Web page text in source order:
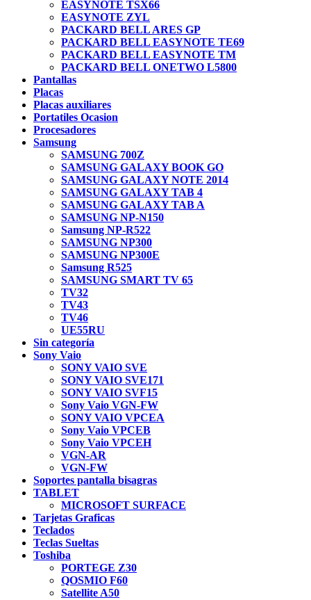
EASYNOTE TSX66
EASYNOTE ZYL
PACKARD BELL ARES GP
PACKARD BELL EASYNOTE TE69
PACKARD BELL EASYNOTE TM
PACKARD BELL ONETWO L5800
Pantallas
Placas
Placas auxiliares
Portatiles Ocasion
Procesadores
Samsung
SAMSUNG 700Z
SAMSUNG GALAXY BOOK GO
SAMSUNG GALAXY NOTE 2014
SAMSUNG GALAXY TAB 4
SAMSUNG GALAXY TAB A
SAMSUNG NP-N150
Samsung NP-R522
SAMSUNG NP300
SAMSUNG NP300E
Samsung R525
SAMSUNG SMART TV 65
TV32
TV43
TV46
UE55RU
Sin categoría
Sony Vaio
SONY VAIO SVE
SONY VAIO SVE171
SONY VAIO SVF15
Sony Vaio VGN-FW
SONY VAIO VPCEA
Sony Vaio VPCEB
Sony Vaio VPCEH
VGN-AR
VGN-FW
Soportes pantalla bisagras
TABLET
MICROSOFT SURFACE
Tarjetas Graficas
Teclados
Teclas Sueltas
Toshiba
PORTEGE Z30
QOSMIO F60
Satellite A50